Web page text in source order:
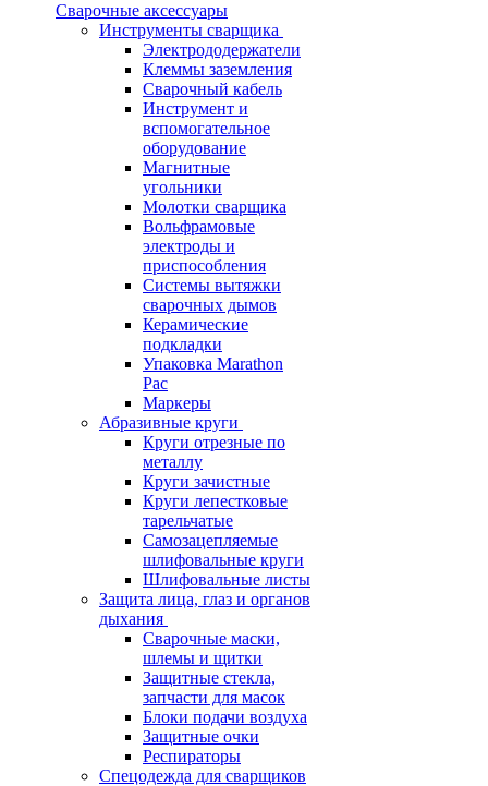
Сварочные аксессуары
Инструменты сварщика
Электрододержатели
Клеммы заземления
Сварочный кабель
Инструмент и
вспомогательное
оборудование
Магнитные
угольники
Молотки сварщика
Вольфрамовые
электроды и
приспособления
Системы вытяжки
сварочных дымов
Керамические
подкладки
Упаковка Marathon
Pac
Маркеры
Абразивные круги
Круги отрезные по
металлу
Круги зачистные
Круги лепестковые
тарельчатые
Самозацепляемые
шлифовальные круги
Шлифовальные листы
Защита лица, глаз и органов
дыхания
Сварочные маски,
шлемы и щитки
Защитные стекла,
запчасти для масок
Блоки подачи воздуха
Защитные очки
Респираторы
Спецодежда для сварщиков